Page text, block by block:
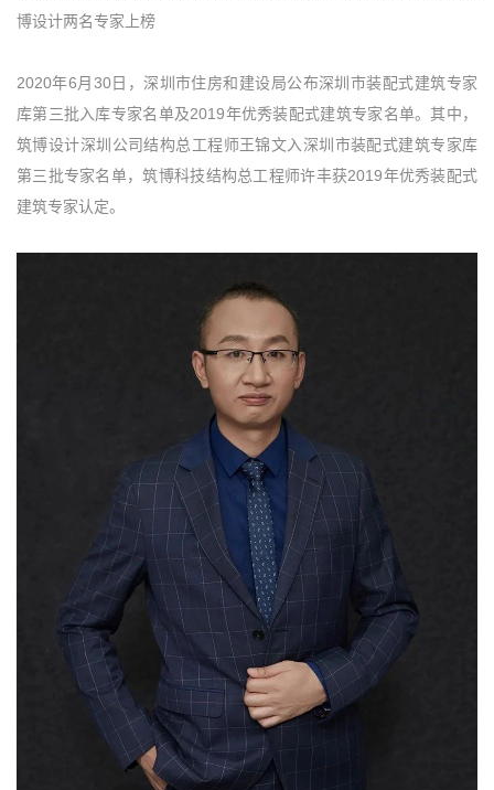
博设计两名专家上榜
2020年6月30日，深圳市住房和建设局公布深圳市装配式建筑专家
库第三批入库专家名单及2019年优秀装配式建筑专家名单。其中，
筑博设计深圳公司结构总工程师王锦文入深圳市装配式建筑专家库
第三批专家名单，筑博科技结构总工程师许丰获2019年优秀装配式
建筑专家认定。